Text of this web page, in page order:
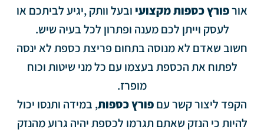
אורפורץ כספות מקצועיובעל וותק ,יגיע לביתכם או
לעסק וייתן לכם מענה ופתרון לכל בעיה שיש.
חשוב שאדם לא מנוסה בתחום פריצת כספת לא ינסה
לפתוח את הכספת בעצמו עם כל מני שיטות וכוח
מופרז.
הקפד ליצור קשר עםפורץ כספות, במידה ותנסו יכול
להיות כי הנזק שאתם תגרמו לכספת יהיה גרוע מהנזק